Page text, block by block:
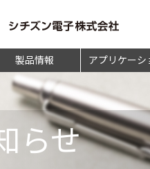
製品情報 アプリケーシ
らせ